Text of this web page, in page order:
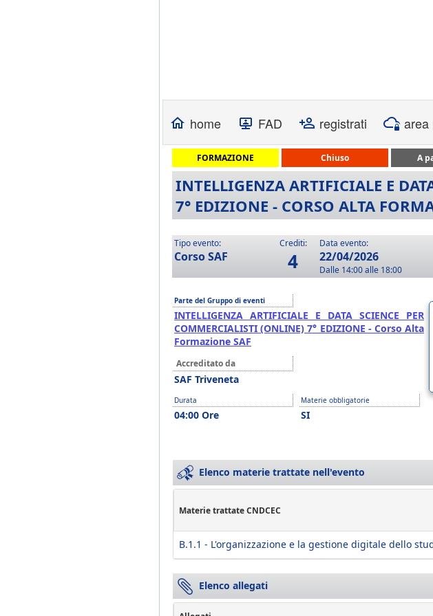
home FAD registrati area
FORMAZIONE Chiuso A
INTELLIGENZA ARTIFICIALE E
7° EDIZIONE - CORSO ALTA
Tipo evento:
Corso SAF
Crediti:
4
Data evento:
22/04/2026
Dalle 14:00 alle 18:00
Parte del Gruppo di eventi
INTELLIGENZA ARTIFICIALE E DATA SCIENCE PER
COMMERCIALISTI (ONLINE) 7° EDIZIONE - Corso Alta
Formazione SAF
Accreditato da
SAF Triveneta
Durata
04:00 Ore
Materie obbligatorie
SI
Elenco materie trattate nell'evento
Materie trattate CNDCEC
B.1.1 - L'organizzazione e la gestione digitale dello
Elenco allegati